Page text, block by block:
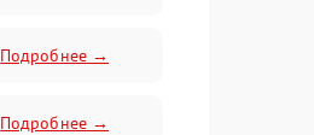
Подробнее →
Подробнее →